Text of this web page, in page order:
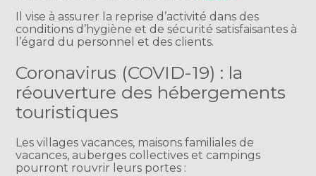
Il vise à assurer la reprise d’activité dans des
conditions d’hygiène et de sécurité satisfaisantes à
l’égard du personnel et des clients.
Coronavirus (COVID-19) : la
réouverture des hébergements
touristiques
Les villages vacances, maisons familiales de
vacances, auberges collectives et campings
pourront rouvrir leurs portes :